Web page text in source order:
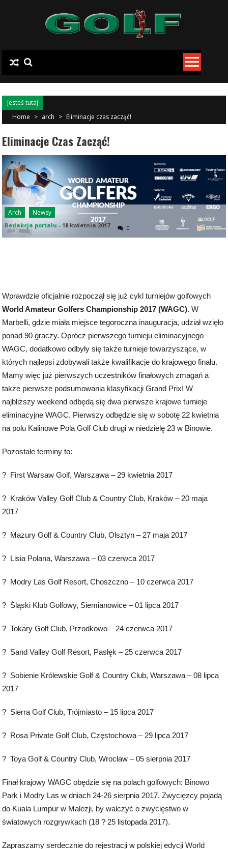
Jesteś tutaj
Home > arch > Eliminacje czas zacząć!
Eliminacje Czas Zacząć!
Arch Newsy
Redakcja portalu - 18 kwietnia 2017 0
Wprawdzie oficjalnie rozpoczął się już cykl turniejów golfowych
World Amateur Golfers Championship 2017 (WAGC). W
Marbelli, gdzie miała miejsce tegoroczna inauguracja, udział wzięło
ponad 90 graczy. Oprócz pierwszego turnieju eliminacyjnego
WAGC, dodatkowo odbyły się także turnieje towarzyszące, w
których najlepsi zdobywali także kwalifikacje do krajowego finału.
Mamy więc już pierwszych uczestników finałowych zmagań a
także pierwsze podsumowania klasyfikacji Grand Prix! W
najbliższy weekend odbędą się dwa pierwsze krajowe turnieje
eliminacyjne WAGC. Pierwszy odbędzie się w sobotę 22 kwietnia
na polu Kalinowe Pola Golf Club drugi w niedzielę 23 w Binowie.
Pozostałe terminy to:
? First Warsaw Golf, Warszawa – 29 kwietnia 2017
? Kraków Valley Golf Club & Country Club, Kraków – 20 maja
2017
? Mazury Golf & Country Club, Olsztyn – 27 maja 2017
? Lisia Polana, Warszawa – 03 czerwca 2017
? Modry Las Golf Resort, Choszczno – 10 czerwca 2017
? Śląski Klub Golfowy, Siemianowice – 01 lipca 2017
? Tokary Golf Club, Przodkowo – 24 czerwca 2017
? Sand Valley Golf Resort, Pasłęk – 25 czerwca 2017
? Sobienie Królewskie Golf & Country Club, Warszawa – 08 lipca
2017
? Sierra Golf Club, Trójmiasto – 15 lipca 2017
? Rosa Private Golf Club, Częstochowa – 29 lipca 2017
? Toya Golf & Country Club, Wrocław – 05 sierpnia 2017
Finał krajowy WAGC obędzie się na polach golfowych: Binowo
Park i Modry Las w dniach 24-26 sierpnia 2017. Zwycięzcy pojadą
do Kuala Lumpur w Malezji, by walczyć o zwycięstwo w
światowych rozgrywkach (18 ? 25 listopada 2017).
Zapraszamy serdecznie do rejestracji w polskiej edycji World